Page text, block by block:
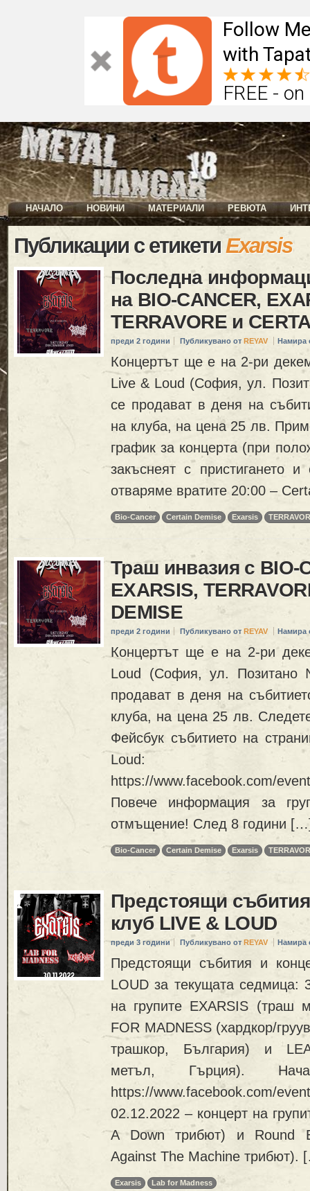
Follow
with
FREE -
НАЧАЛО НОВИНИ МАТЕРИАЛИ РЕВЮТА
Публикации с етикетиExarsis
Последна
на BIO-CANCER,
TERRAVORE и
преди 2 години Публикувано от REYAV Намира
Концертът ще е на 2-ри
Live & Loud (София, ул.
се продават в деня на
на клуба, на цена 25 лв.
график за концерта (при
закъснеят с пристигането
отваряме вратите 20:00 –
Bio-Cancer Certain Demise Exarsis
Траш инвазия с BIO-
EXARSIS,
DEMISE
преди 2 години Публикувано от REYAV Намира
Концертът ще е на 2-ри
Loud (София, ул.
продават в деня на
клуба, на цена 25 лв.
Фейсбук събитието на
Loud:
https://www.facebook.com/
Повече информация за
отмъщение! След 8 години
Bio-Cancer Certain Demise Exarsis
Предстоящи
клуб LIVE & LOUD
преди 3 години Публикувано от REYAV Намира
Предстоящи събития и
LOUD за текущата седмица:
на групите EXARSIS (траш
FOR MADNESS (хардкор/
трашкор, България) и
метъл, Гърция).
https://www.facebook.com/
02.12.2022 – концерт на
A Down трибют) и Round
Against The Machine трибют).
Exarsis Lab for Madness